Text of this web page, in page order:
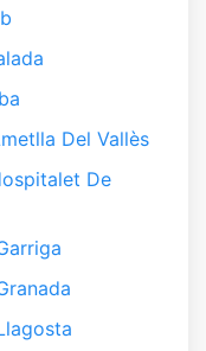
Del Vallès
De